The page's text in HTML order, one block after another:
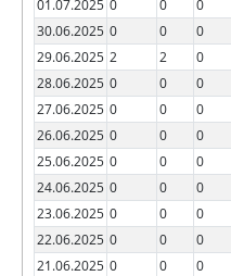
01.07.2025 0 0 0
30.06.2025 0 0 0
29.06.2025 2 2 0
28.06.2025 0 0 0
27.06.2025 0 0 0
26.06.2025 0 0 0
25.06.2025 0 0 0
24.06.2025 0 0 0
23.06.2025 0 0 0
22.06.2025 0 0 0
21.06.2025 0 0 0